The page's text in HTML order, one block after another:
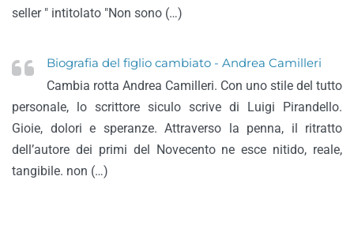
seller " intitolato "Non sono (…)
Biografia del figlio cambiato - Andrea Camilleri
Cambia rotta Andrea Camilleri. Con uno stile del tutto
personale, lo scrittore siculo scrive di Luigi Pirandello.
Gioie, dolori e speranze. Attraverso la penna, il ritratto
dell’autore dei primi del Novecento ne esce nitido, reale,
tangibile. non (…)